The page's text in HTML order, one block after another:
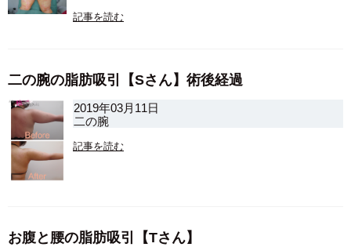
記事を読む
二の腕の脂肪吸引【Sさん】術後経過
2019年03月11日
二の腕
記事を読む
お腹と腰の脂肪吸引【Tさん】